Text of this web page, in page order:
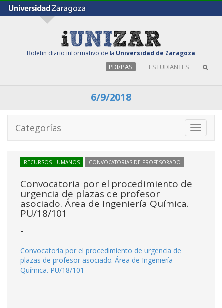
Boletín diario informativo de la Universidad de Zaragoza
PDI/PAS ESTUDIANTES
6/9/2018
Toggle
Categorías
RECURSOS HUMANOS CONVOCATORIAS DE PROFESORADO
Convocatoria por el procedimiento de
urgencia de plazas de profesor
asociado. Área de Ingeniería Química.
PU/18/101
-
Convocatoria por el procedimiento de urgencia de
plazas de profesor asociado. Área de Ingeniería
Química. PU/18/101